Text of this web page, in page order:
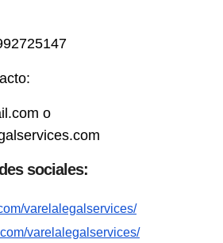
o
sociales:
varelalegalservices/
varelalegalservices/